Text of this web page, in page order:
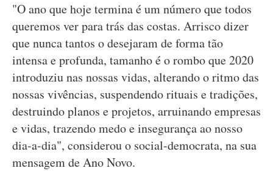
"O ano que hoje termina é um número que todos
queremos ver para trás das costas. Arrisco dizer
que nunca tantos o desejaram de forma tão
intensa e profunda, tamanho é o rombo que 2020
introduziu nas nossas vidas, alterando o ritmo das
nossas vivências, suspendendo rituais e tradições,
destruindo planos e projetos, arruinando empresas
e vidas, trazendo medo e insegurança ao nosso
dia-a-dia", considerou o social-democrata, na sua
mensagem de Ano Novo.